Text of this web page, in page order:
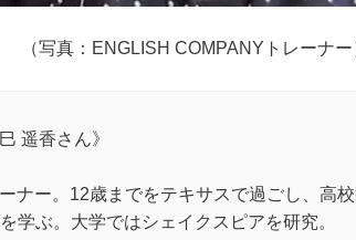
（写真：ENGLISH COMPANYトレーナー
遥香さん》
ナー。12歳までをテキサスで過ごし、高
学ぶ。大学ではシェイクスピアを研究。